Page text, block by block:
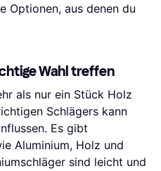
Optionen, aus denen du
Wahl treffen
als nur ein Stück Holz
Schlägers kann
Es gibt
Aluminium, Holz und
sind leicht und